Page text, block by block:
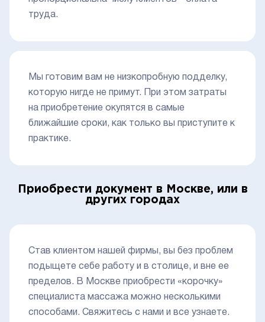
труда.
Мы готовим вам не низкопробную подделку,
которую нигде не примут. При этом затраты
на приобретение окупятся в самые
ближайшие сроки, как только вы приступите к
практике.
Приобрести документ в Москве, или в
других городах
Став клиентом нашей фирмы, вы без проблем
подыщете себе работу и в столице, и вне ее
пределов. В Москве приобрести «корочку»
специалиста массажа можно несколькими
способами. Свяжитесь с нами и все узнаете.